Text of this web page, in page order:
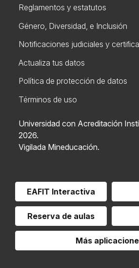
Reglamentos y estatutos
Género, Diversidad, e Inclusión
Notificaciones judiciales y
Actualiza tus datos
Política de protección de datos
Términos de uso
Universidad con Acreditación
2026.
Vigilada Mineducación.
EAFIT Interactiva
Reserva de aulas
Más